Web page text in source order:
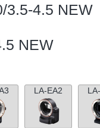
3.5-4.5 NEW
NEW
LA-EA2